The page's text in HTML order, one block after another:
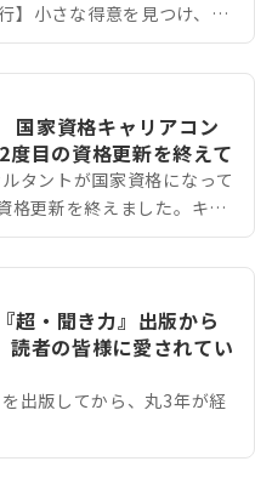
】小さな得意を見つけ、育
は、ル レーブの白梅英子
熊本地震により被…
家資格キャリアコン
度目の資格更新を終えて
タントが国家資格になって
格更新を終えました。キャ
トの資格には、5年間の有
。更新するためには、そ
超・聞き力』出版から
読者の皆様に愛されてい
を出版してから、丸3年が経